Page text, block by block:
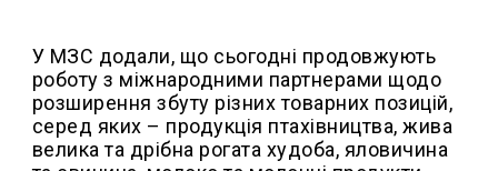
У МЗС додали, що сьогодні продовжують
роботу з міжнародними партнерами щодо
розширення збуту різних товарних позицій,
серед яких – продукція птахівництва, жива
велика та дрібна рогата худоба, яловичина